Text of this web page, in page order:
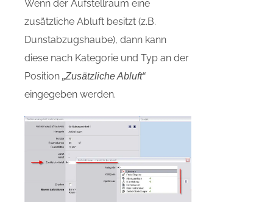
Wenn der Aufstellraum eine
zusätzliche Abluft besitzt (z.B.
Dunstabzugshaube), dann kann
diese nach Kategorie und Typ an der
Position „Zusätzliche Abluft“
eingegeben werden.